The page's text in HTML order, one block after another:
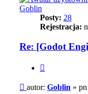
Goblin
Posty: 28
Rejestracja:
Re: [Godot
Post
autor: Goblin »